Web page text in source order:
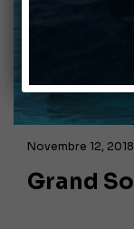
Novembre 12, 2018
Grand